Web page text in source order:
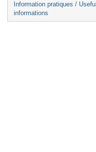
Information pratiques / Useful
informations